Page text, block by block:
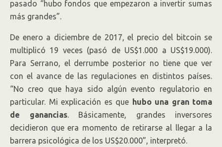
pasado “hubo fondos que empezaron a invertir sumas
más grandes”.
De enero a diciembre de 2017, el precio del bitcoin se
multiplicó 19 veces (pasó de US$1.000 a US$19.000).
Para Serrano, el derrumbe posterior no tiene que ver
con el avance de las regulaciones en distintos países.
“No creo que haya sido algún evento regulatorio en
particular. Mi explicación es que hubo una gran toma
de ganancias. Básicamente, grandes inversores
decidieron que era momento de retirarse al llegar a la
barrera psicológica de los US$20.000”, interpretó.